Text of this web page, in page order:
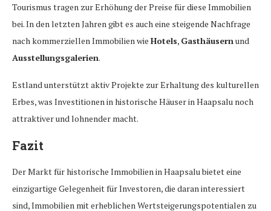
Tourismus tragen zur Erhöhung der Preise für diese Immobilien
bei. In den letzten Jahren gibt es auch eine steigende Nachfrage
nach kommerziellen Immobilien wie Hotels, Gasthäusernund
Ausstellungsgalerien.
Estland unterstützt aktiv Projekte zur Erhaltung des kulturellen
Erbes, was Investitionen in historische Häuser in Haapsalu noch
attraktiver und lohnender macht.
Fazit
Der Markt für historische Immobilien in Haapsalu bietet eine
einzigartige Gelegenheit für Investoren, die daran interessiert
sind, Immobilien mit erheblichen Wertsteigerungspotentialen zu